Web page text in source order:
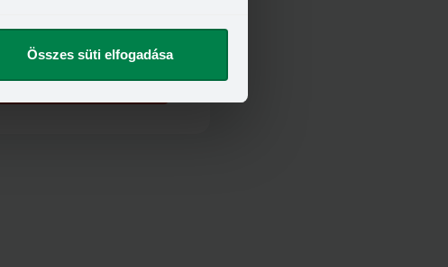
Összes süti elfogadása
3 hónap
350 000 Ft
szeretnék